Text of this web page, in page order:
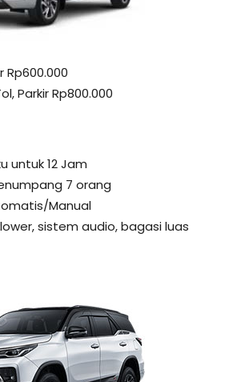
Rp600.000
Parkir Rp800.000
untuk 12 Jam
7 orang
Manual
sistem audio, bagasi luas